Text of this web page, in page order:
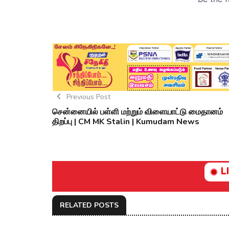
Previous Post
சென்னையில் பள்ளி மற்றும் விளையாட்டு மைதானம்
திறப்பு | CM MK Stalin | Kumudam News
RELATED POSTS